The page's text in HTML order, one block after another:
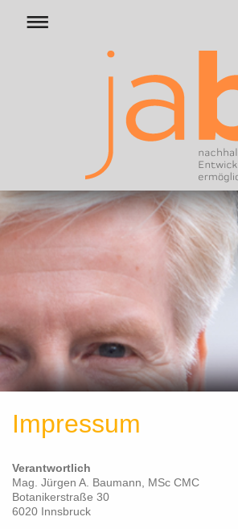
Impressum
Verantwortlich
Mag. Jürgen A. Baumann, MSc CMC
Botanikerstraße 30
6020 Innsbruck